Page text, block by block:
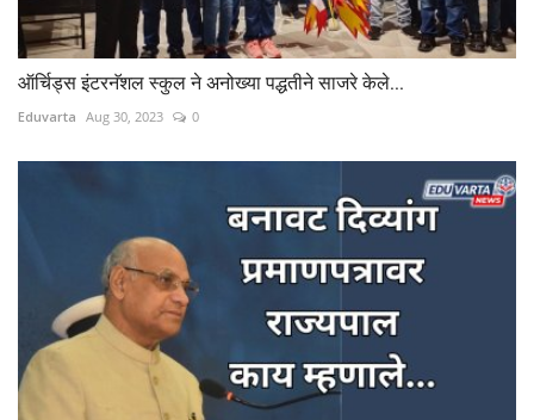
ऑर्चिड्स इंटरनॅशल स्कुल ने अनोख्या पद्धतीने साजरे केले...
Eduvarta Aug 30, 2023 0